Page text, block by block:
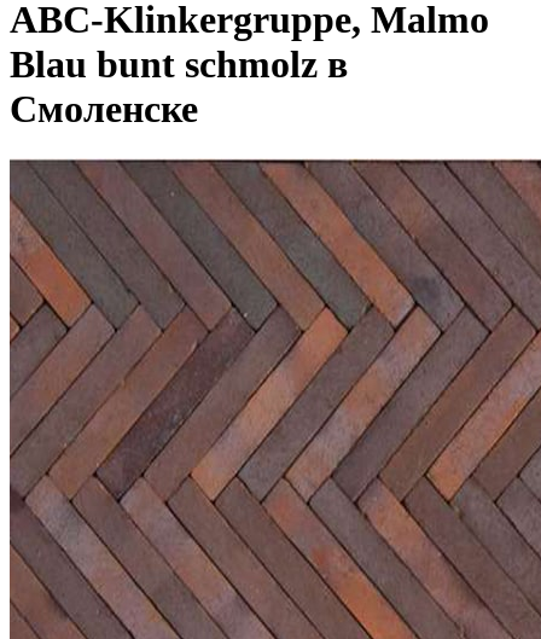
ABC-Klinkergruppe, Malmo
Blau bunt schmolz в
Смоленске